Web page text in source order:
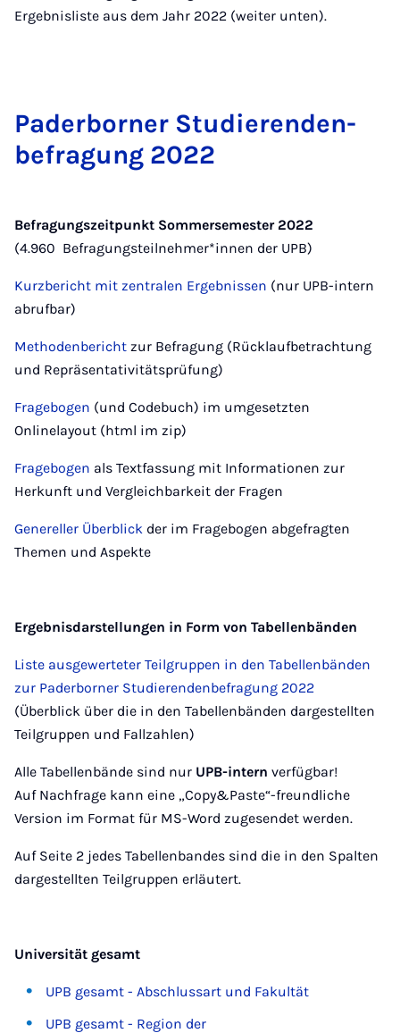
Ergebnisliste aus dem Jahr 2022 (weiter unten).
Pa­der­bor­ner Stu­die­ren­den­
be­fra­gung 2022
Befragungszeitpunkt Sommersemester 2022
(4.960 Befragungsteilnehmer*innen der UPB)
Kurzbericht mit zentralen Ergebnissen (nur UPB-intern
abrufbar)
Methodenbericht zur Befragung (Rücklaufbetrachtung
und Repräsentativitätsprüfung)
Fragebogen (und Codebuch) im umgesetzten
Onlinelayout (html im zip)
Fragebogen als Textfassung mit Informationen zur
Herkunft und Vergleichbarkeit der Fragen
Genereller Überblick der im Fragebogen abgefragten
Themen und Aspekte
Ergebnisdarstellungen in Form von Tabellenbänden
Liste ausgewerteter Teilgruppen in den Tabellenbänden
zur Paderborner Studierendenbefragung 2022
(Überblick über die in den Tabellenbänden dargestellten
Teilgruppen und Fallzahlen)
Alle Tabellenbände sind nur UPB-intern verfügbar!
Auf Nachfrage kann eine „Copy&Paste“-freundliche
Version im Format für MS-Word zugesendet werden.
Auf Seite 2 jedes Tabellenbandes sind die in den Spalten
dargestellten Teilgruppen erläutert.
Universität gesamt
UPB gesamt - Abschlussart und Fakultät
UPB gesamt - Region der